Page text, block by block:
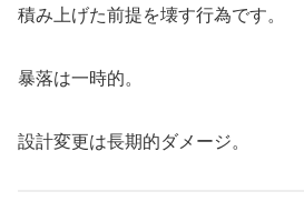
積み上げた前提を壊す行為です。
暴落は一時的。
設計変更は長期的ダメージ。